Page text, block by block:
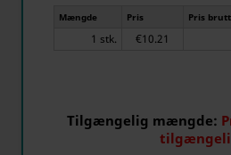
Mængde Pris Pris
1 stk. €10.21
Tilgængelig mængde: